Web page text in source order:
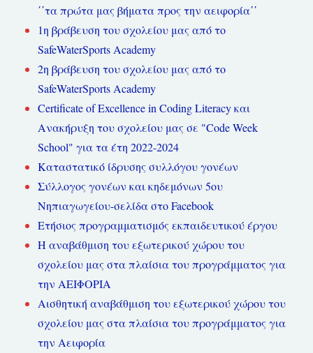
΄΄τα πρώτα μας βήματα προς την αειφορία΄΄
1η βράβευση του σχολείου μας από το
SafeWaterSports Academy
2η βράβευση του σχολείου μας από το
SafeWaterSports Academy
Certificate of Excellence in Coding Literacy και
Ανακήρυξη του σχολείου μας σε "Code Week
School" για τα έτη 2022-2024
Καταστατικό ίδρυσης συλλόγου γονέων
Σύλλογος γονέων και κηδεμόνων 5ου
Νηπιαγωγείου-σελίδα στο Facebook
Ετήσιος προγραμματισμός εκπαιδευτικού έργου
Η αναβάθμιση του εξωτερικού χώρου του
σχολείου μας στα πλαίσια του προγράμματος για
την ΑΕΙΦΟΡΙΑ
Αισθητική αναβάθμιση του εξωτερικού χώρου του
σχολείου μας στα πλαίσια του προγράμματος για
την Αειφορία